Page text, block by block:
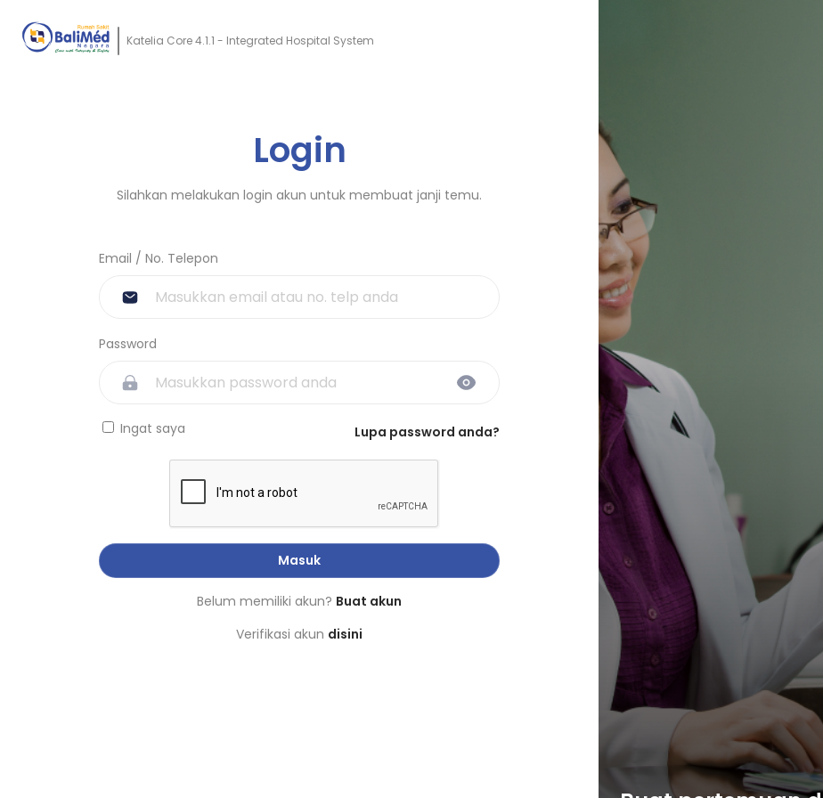
Katelia Core 4.1.1 - Integrated Hospital System
Login
Silahkan melakukan login akun untuk membuat janji temu.
Email / No. Telepon
Password
Ingat saya Lupa password anda?
Masuk
Belum memiliki akun? Buat akun
Verifikasi akun disini